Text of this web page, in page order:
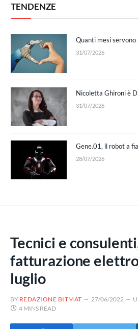
TENDENZE
Quanti mesi
31/07/2026
Nicoletta Ghironi è
31/07/2026
Gene.01, il robot a
28/07/2026
Tecnici e
fatturazione
luglio
BY REDAZIONE BITMAT 27/06/2022
4 MINS READ